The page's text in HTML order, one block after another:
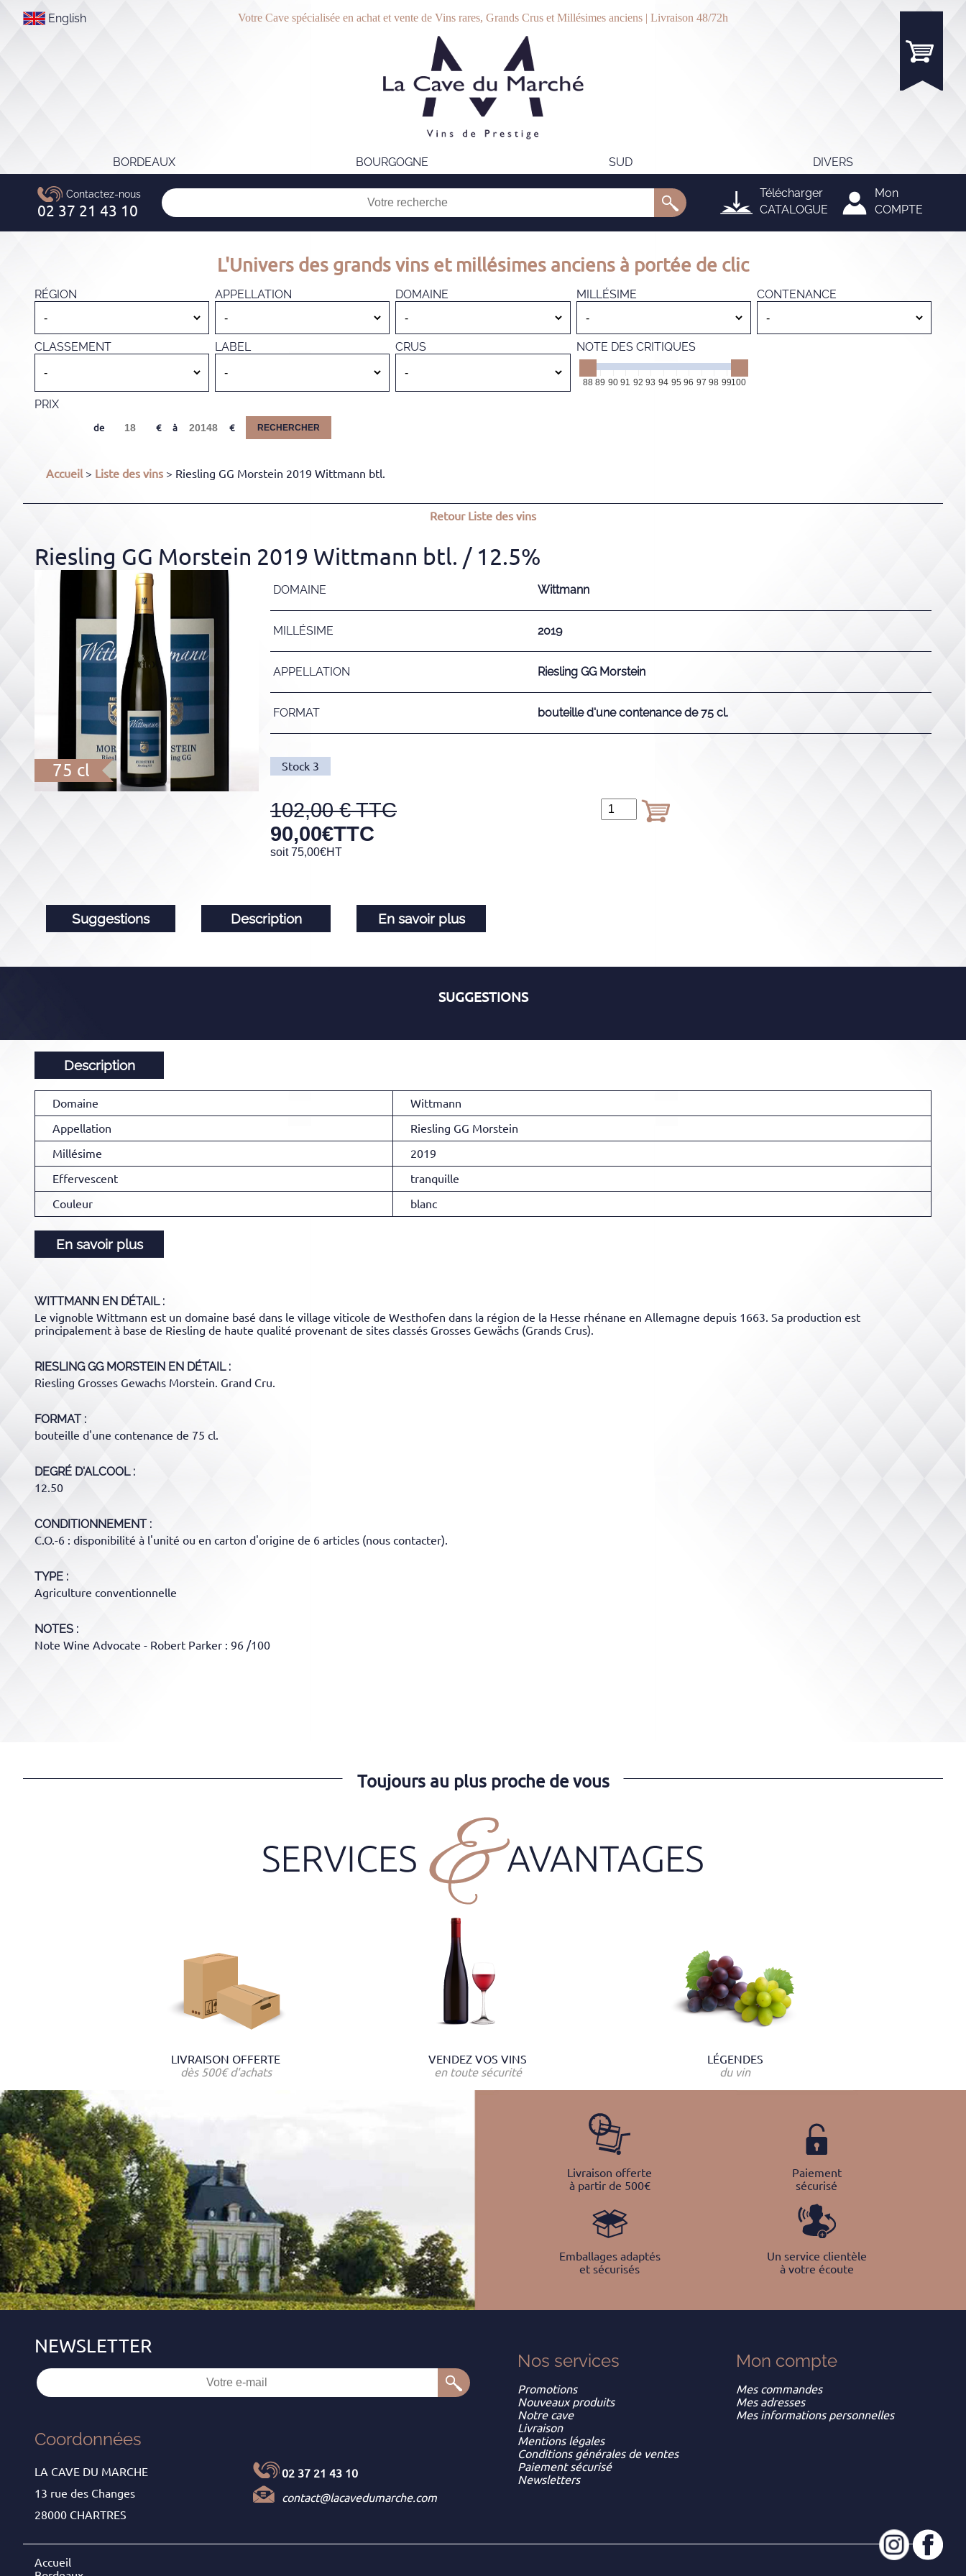
English Votre Cave spécialisée en achat et vente de Vins rares, Grands Crus et Millésimes anciens | Livraison 48/72h
BORDEAUX BOURGOGNE SUD DIVERS
Télécharger
CATALOGUE
Mon
COMPTE
L'Univers des grands vins et millésimes anciens à portée de clic
RÉGION APPELLATION DOMAINE MILLÉSIME CONTENANCE
CLASSEMENT LABEL CRUS NOTE DES CRITIQUES
88 89 90 91 92 93 94 95 96 97 98 99100
PRIX
de à RECHERCHER
Accueil> Liste des vins > Riesling GG Morstein 2019 Wittmann btl.
RetourListe des vins
Riesling GG Morstein 2019 Wittmann btl. / 12.5%
75 cl
DOMAINE Wittmann
MILLÉSIME 2019
APPELLATION Riesling GG Morstein
FORMAT bouteille d'une contenance de 75 cl.
Stock 3
102,00
90,00€TTC
soit 75,00€HT
Suggestions Description En savoir plus
SUGGESTIONS
Description
Domaine
Wittmann
Appellation
Riesling GG Morstein
Millésime
2019
Effervescent
tranquille
Couleur
blanc
En savoir plus
WITTMANN EN DÉTAIL :
Le vignoble Wittmann est un domaine basé dans le village viticole de Westhofen dans la région de la Hesse rhénane en Allemagne depuis 1663. Sa production est
principalement à base de Riesling de haute qualité provenant de sites classés Grosses Gewächs (Grands Crus).
RIESLING GG MORSTEIN EN DÉTAIL :
Riesling Grosses Gewachs Morstein. Grand Cru.
FORMAT
bouteille d'une contenance de 75 cl.
DEGRÉ D'ALCOOL
12.50
CONDITIONNEMENT
C.O.-6 : disponibilité à l'unité ou en carton d'origine de 6 articles (nous contacter).
TYPE
Agriculture conventionnelle
NOTES :
Note Wine Advocate - Robert Parker : 96 /100
Toujours au plus proche de vous
LIVRAISON OFFERTE
dès 500€ d'achats
VENDEZ VOS VINS
en toute sécurité
LÉGENDES
du vin
Livraison offerte
à partir de 500€
Paiement
sécurisé
Emballages adaptés
et sécurisés
Un service clientèle
à votre écoute
Coordonnées
LA CAVE DU MARCHE
13 rue des Changes
28000 CHARTRES
02 37 21 43 10
contact@lacavedumarche.com
Nos services
Promotions
Nouveaux produits
Notre cave
Livraison
Mentions légales
Conditions générales de ventes
Paiement sécurisé
Newsletters
Mon compte
Mes commandes
Mes adresses
Mes informations personnelles
Accueil